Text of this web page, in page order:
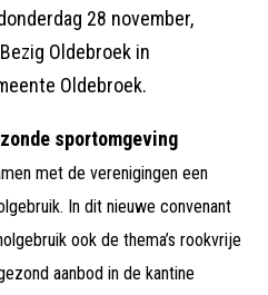
28 november,
Oldebroek in
Oldebroek.
sportomgeving
met de verenigingen een
In dit nieuwe convenant
ook de thema’s rookvrije
aanbod in de kantine